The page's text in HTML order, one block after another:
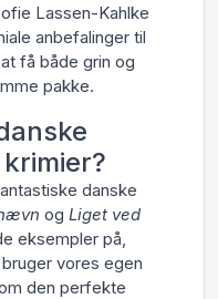
Lassen-Kahlke
anbefalinger til
få både grin og
pakke.
danske
og Liget ved
eksempler på,
vores egen
den perfekte